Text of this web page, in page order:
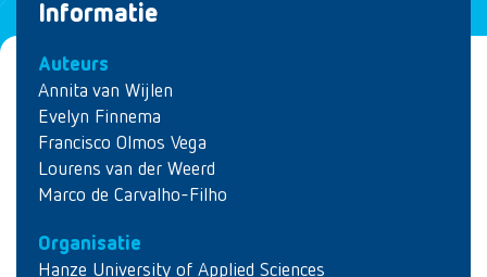
Informatie
Auteurs
Annita van Wijlen
Evelyn Finnema
Francisco Olmos Vega
Lourens van der Weerd
Marco de Carvalho-Filho
Organisatie
Hanze University of Applied Sciences